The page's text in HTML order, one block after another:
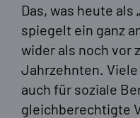
Das, was heute als
spiegelt ein ganz
wider als noch vor
Jahrzehnten.
auch für soziale
gleichberechtigte